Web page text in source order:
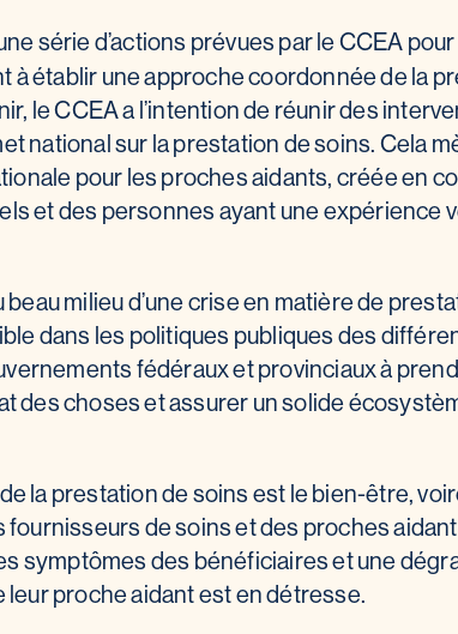
série d’actions prévues par le CCEA
à établir une approche coordonnée de la
le CCEA a l’intention de réunir des
national sur la prestation de soins. Cela
pour les proches aidants, créée en
et des personnes ayant une expérience
milieu d’une crise en matière de
dans les politiques publiques des
fédéraux et provinciaux à
des choses et assurer un solide
la prestation de soins est le bien-être,
de soins et des proches
symptômes des bénéficiaires et une
proche aidant est en détresse.